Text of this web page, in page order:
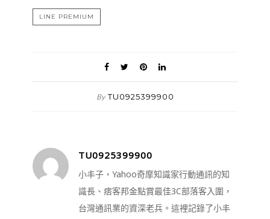
LINE PREMIUM
By TU0925399900
TU0925399900
小丰子，Yahoo奇摩知識家行動通訊的知
識長、痞客邦金點賞最佳3C部落客入圍，
台灣通訊業的資深老兵。這裡記錄了小丰